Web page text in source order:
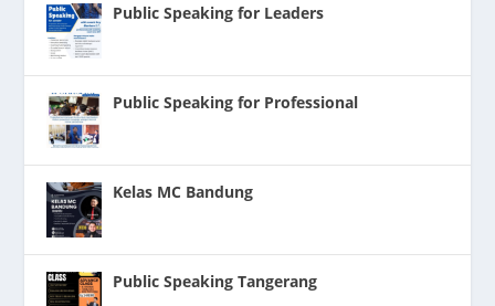
Public Speaking for Leaders
Public Speaking for Professional
Kelas MC Bandung
Public Speaking Tangerang